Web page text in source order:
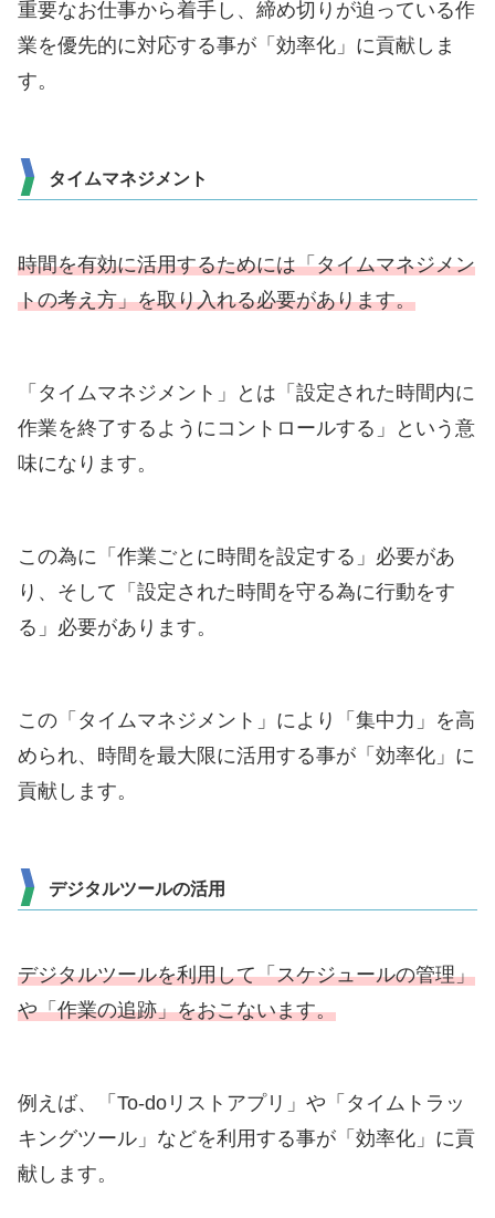
重要なお仕事から着手し、締め切りが迫っている作
業を優先的に対応する事が「効率化」に貢献しま
す。
タイムマネジメント
時間を有効に活用するためには「タイムマネジメン
トの考え方」を取り入れる必要があります。
「タイムマネジメント」とは「設定された時間内に
作業を終了するようにコントロールする」という意
味になります。
この為に「作業ごとに時間を設定する」必要があ
り、そして「設定された時間を守る為に行動をす
る」必要があります。
この「タイムマネジメント」により「集中力」を高
められ、時間を最大限に活用する事が「効率化」に
貢献します。
デジタルツールの活用
デジタルツールを利用して「スケジュールの管理」
や「作業の追跡」をおこないます。
例えば、「To-doリストアプリ」や「タイムトラッ
キングツール」などを利用する事が「効率化」に貢
献します。